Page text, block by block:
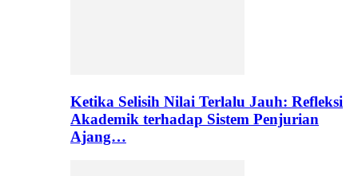
Ketika Selisih Nilai Terlalu Jauh: Refleksi
Akademik terhadap Sistem Penjurian
Ajang…